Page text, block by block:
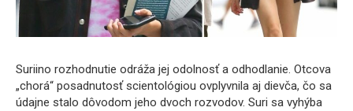
Suriino rozhodnutie odráža jej odolnosť a odhodlanie. Otcova
„chorá“ posadnutosť scientológiou ovplyvnila aj dievča, čo sa
údajne stalo dôvodom jeho dvoch rozvodov. Suri sa vyhýba